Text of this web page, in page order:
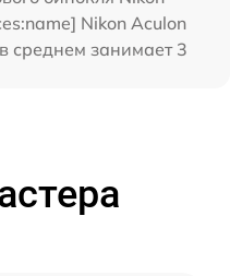
Nikon Aculon
среднем занимает 3